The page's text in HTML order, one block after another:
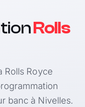
Rolls
Rolls Royce
banc à Nivelles.